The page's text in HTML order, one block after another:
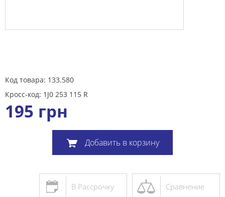
Код товара: 133.580
Кросс-код: 1J0 253 115 R
195 грн
Добавить в корзину
Сравнение
В Рассрочку